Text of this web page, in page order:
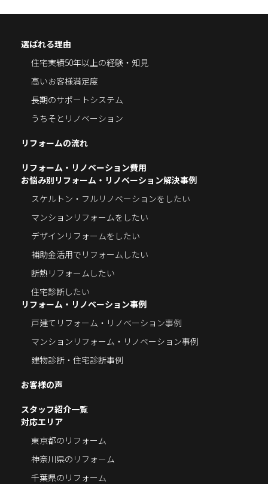
選ばれる理由
住宅実績50年以上の経験・知見
高いお客様満足度
長期のサポートシステム
うちそとリノベーション
リフォームの流れ
リフォーム・リノベーション費用
お悩み別リフォーム・リノベーション解決事例
スケルトン・フルリノベーションをしたい
マンションリフォームをしたい
デザインリフォームをしたい
補助金活用でリフォームしたい
断熱リフォームしたい
住宅診断したい
リフォーム・リノベーション事例
戸建てリフォーム・リノベーション事例
マンションリフォーム・リノベーション事例
建物診断・住宅診断事例
お客様の声
スタッフ紹介一覧
対応エリア
東京都のリフォーム
神奈川県のリフォーム
千葉県のリフォーム